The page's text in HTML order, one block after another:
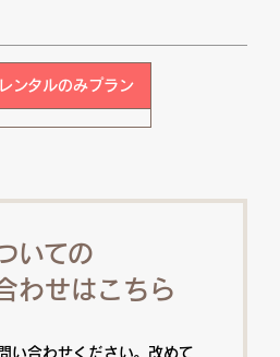
レンタルのみプラン
いての
わせはこちら
い合わせください。改めて